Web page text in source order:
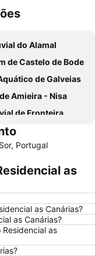
do Alamal
de Castelo de Bode
de Galveias
Amieira - Nisa
de Fronteira
Fratel
de Ferro do Entroncamento
Ortiga
de Santo António
Região Aventura
Portugal
as
as Canárias?
as Canárias?
as